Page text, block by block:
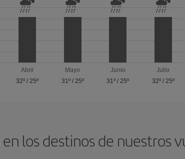
Abril
32º /25º
Mayo
31º/ 25º
Junio
31º /25º
Julio
32º/ 25º
los destinos de nuestros